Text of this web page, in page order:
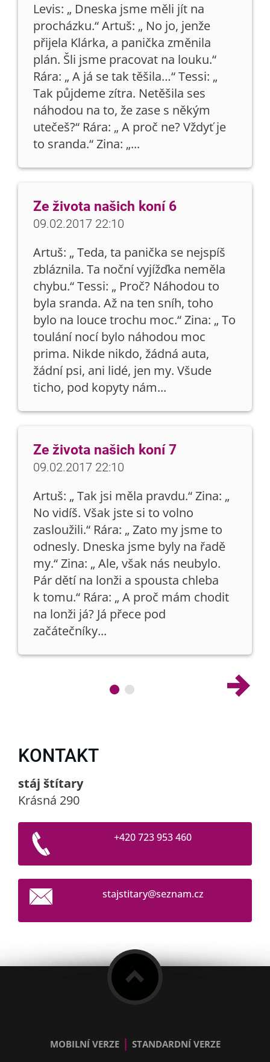
Levis: „ Dneska jsme měli jít na
procházku.“ Artuš: „ No jo, jenže
přijela Klárka, a panička změnila
plán. Šli jsme pracovat na louku.“
Rára: „ A já se tak těšila…“ Tessi: „
Tak půjdeme zítra. Netěšila ses
náhodou na to, že zase s někým
utečeš?“ Rára: „ A proč ne? Vždyť je
to sranda.“ Zina: „...
Ze života našich koní 6
09.02.2017 22:10
Artuš: „ Teda, ta panička se nejspíš
zbláznila. Ta noční vyjížďka neměla
chybu.“ Tessi: „ Proč? Náhodou to
byla sranda. Až na ten sníh, toho
bylo na louce trochu moc.“ Zina: „ To
toulání nocí bylo náhodou moc
prima. Nikde nikdo, žádná auta,
žádní psi, ani lidé, jen my. Všude
ticho, pod kopyty nám...
Ze života našich koní 7
09.02.2017 22:10
Artuš: „ Tak jsi měla pravdu.“ Zina: „
No vidíš. Však jste si to volno
zasloužili.“ Rára: „ Zato my jsme to
odnesly. Dneska jsme byly na řadě
my.“ Zina: „ Ale, však nás neubylo.
Pár dětí na lonži a spousta chleba
k tomu.“ Rára: „ A proč mám chodit
na lonži já? Já přece pod
začátečníky...
KONTAKT
stáj štítary
Krásná 290
+420 723 953 460
stajstitary@seznam.cz
MOBILNÍ VERZE | STANDARDNÍ VERZE